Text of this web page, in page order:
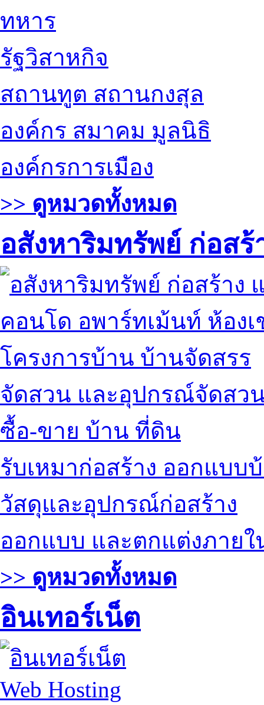
ทหาร
รัฐวิสาหกิจ
สถานทูต สถานกงสุล
องค์กร สมาคม มูลนิธิ
องค์กรการเมือง
>> ดูหมวดทั้งหมด
อสังหาริมทรัพย์ ก่อส
คอนโด อพาร์ทเม้นท์ ห้องเ
โครงการบ้าน บ้านจัดสรร
จัดสวน และอุปกรณ์จัดสว
ซื้อ-ขาย บ้าน ที่ดิน
รับเหมาก่อสร้าง ออกแบบ
วัสดุและอุปกรณ์ก่อสร้าง
ออกแบบ และตกแต่งภายใ
>> ดูหมวดทั้งหมด
อินเทอร์เน็ต
Web Hosting